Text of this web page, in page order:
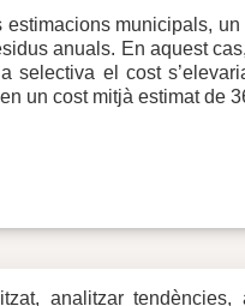
estimacions municipals,
anuals. En aquest
selectiva el cost
un cost mitjà estimat de
analitzar